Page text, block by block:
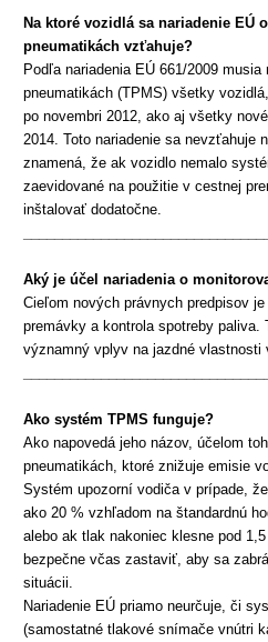
Na ktoré vozidlá sa nariadenie EÚ o
pneumatikách vzťahuje?
Podľa nariadenia EÚ 661/2009
pneumatikách (TPMS) všetky
po novembri 2012, ako aj všetky
2014. Toto nariadenie sa nevzťahuje
znamená, že ak vozidlo nemalo
zaevidované na použitie v cestnej
inštalovať dodatočne.
Aký je účel nariadenia o
Cieľom nových právnych predpisov
premávky a kontrola spotreby paliva.
významný vplyv na jazdné
Ako systém TPMS funguje?
Ako napovedá jeho názov, účelom
pneumatikách, ktoré znižuje emisie
Systém upozorní vodiča v prípade,
ako 20 % vzhľadom na štandardnú
alebo ak tlak nakoniec klesne pod
bezpečne včas zastaviť, aby sa
situácii.
Nariadenie EÚ priamo neurčuje, či
(samostatné tlakové snímače vnútri